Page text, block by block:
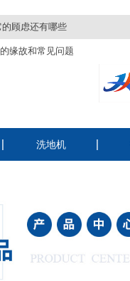
顾虑还有哪些
缘故和常见问题
洗地机